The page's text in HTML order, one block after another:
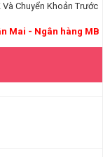
Chuyển Khoản Trước
Mai - Ngân hàng MB